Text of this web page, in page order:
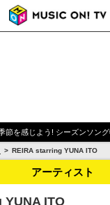
節を感じよう! シーズンソン
REIRA starring YUNA ITO
アーティスト
YUNA ITO